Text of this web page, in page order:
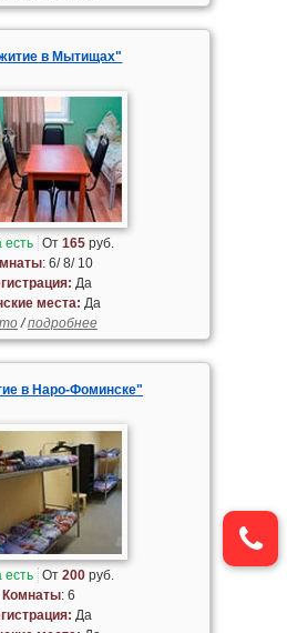
в Мытищах"
есть От165 руб.
: 6/ 8/ 10
Да
места: Да
/подробнее
в Наро-Фоминске"
есть От200 руб.
Комнаты: 6
Да